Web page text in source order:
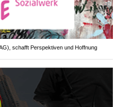
schafft Perspektiven und Hoffnung